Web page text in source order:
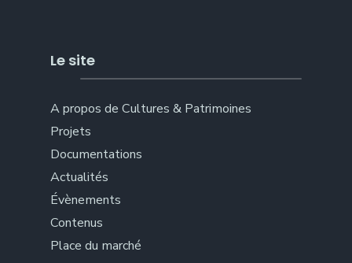
Le site
A propos de Cultures & Patrimoines
Projets
Documentations
Actualités
Évènements
Contenus
Place du marché